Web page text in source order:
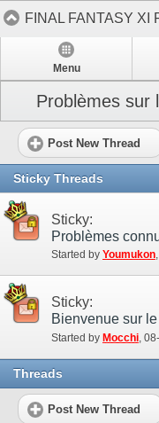
FINAL FANTASY XI
Menu
Problèmes sur
Post New Thread
Sticky Threads
Sticky:
Started by Youmukon
Sticky:
Started by Mocchi ‎,
Threads
Post New Thread